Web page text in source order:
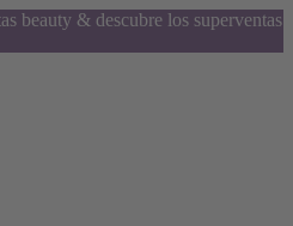
beauty & descubre los superventas